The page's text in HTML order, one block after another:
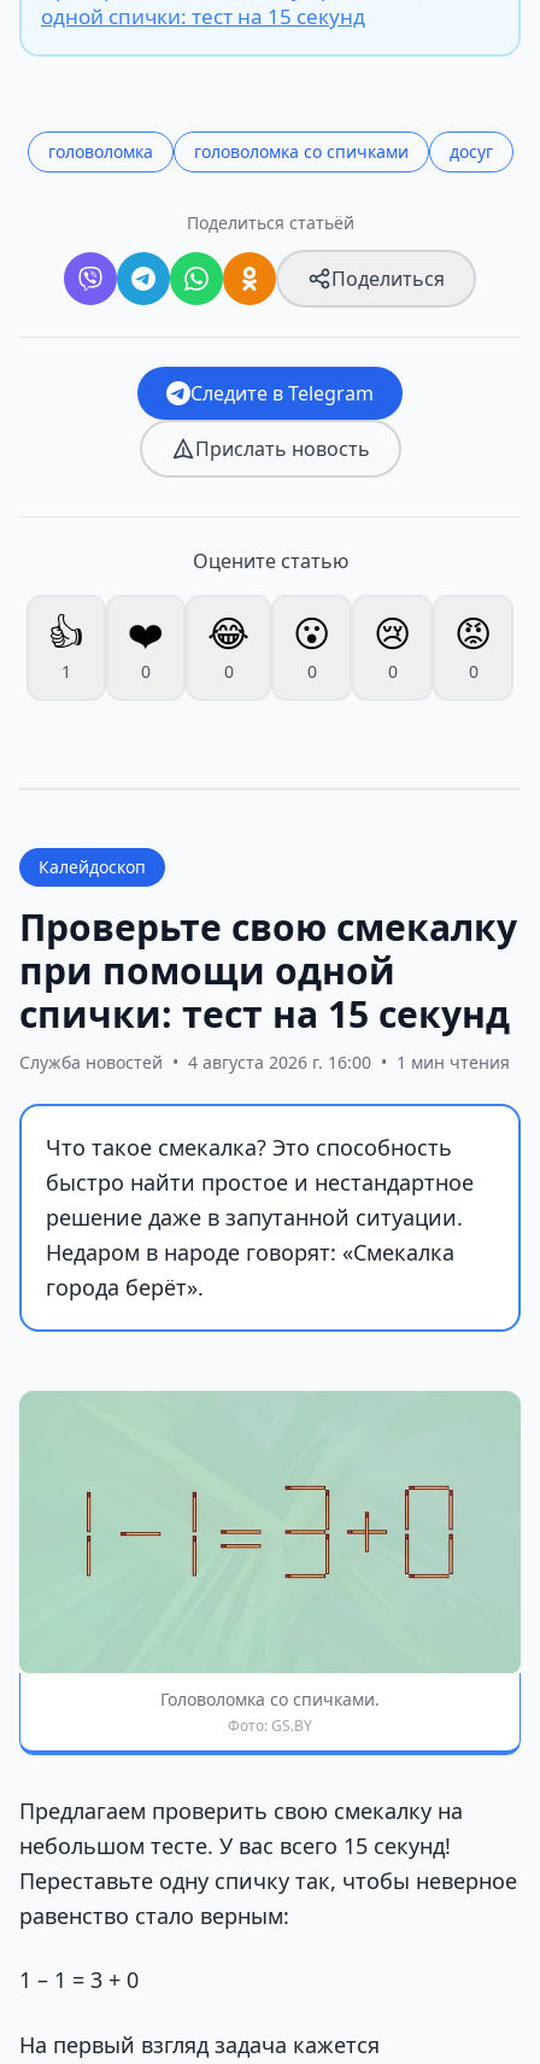
одной спички: тест на 15 секунд
головоломка головоломка со спичками досуг
Поделиться статьёй
Поделиться
Следите в Telegram
Прислать новость
Оцените статью
👍
1
❤️
0
😂
0
😮
0
😢
0
😡
0
Калейдоскоп
Проверьте свою смекалку
при помощи одной
спички: тест на 15 секунд
Служба новостей • 4 августа 2026 г. 16:00 • 1 мин чтения
Что такое смекалка? Это способность
быстро найти простое и нестандартное
решение даже в запутанной ситуации.
Недаром в народе говорят: «Смекалка
города берёт».
Головоломка со спичками.
Фото: GS.BY
Предлагаем проверить свою смекалку на
небольшом тесте. У вас всего 15 секунд!
Переставьте одну спичку так, чтобы неверное
равенство стало верным:
1 – 1 = 3 + 0
На первый взгляд задача кажется